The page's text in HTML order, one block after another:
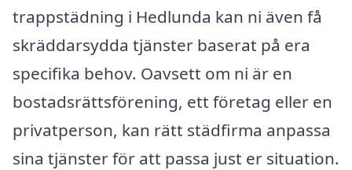
trappstädning i Hedlunda kan ni även få
skräddarsydda tjänster baserat på era
specifika behov. Oavsett om ni är en
bostadsrättsförening, ett företag eller en
privatperson, kan rätt städfirma anpassa
sina tjänster för att passa just er situation.